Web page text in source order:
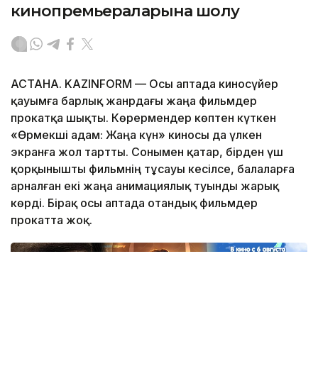
кинопремьераларына шолу
АСТАНА. KAZINFORM — Осы аптада киносүйер
қауымға барлық жанрдағы жаңа фильмдер
прокатқа шықты. Көрермендер көптен күткен
«Өрмекші адам: Жаңа күн» киносы да үлкен
экранға жол тартты. Сонымен қатар, бірден үш
қорқынышты фильмнің тұсауы кесілсе, балаларға
арналған екі жаңа анимациялық туынды жарық
көрді. Бірақ осы аптада отандық фильмдер
прокатта жоқ.